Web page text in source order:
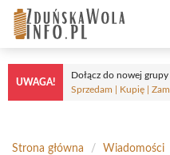
Przejdź
treści
UWAGA!
Dołącz do nowej grupy
Sprzedam | Kupię |
Strona główna / Wiadomości